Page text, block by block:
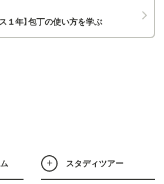
１年】包丁の使い方を学ぶ
スタディツアー